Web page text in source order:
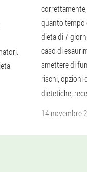
quanto tempo
dieta di 7
caso di
smettere di
rischi, opzioni
dietetiche,
14 novembre